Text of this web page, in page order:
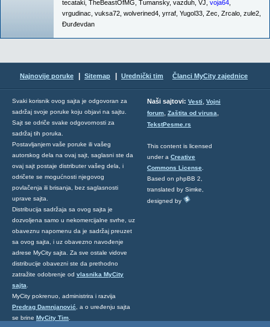
tecataki TheBeastOfMG Tumansky, vazduh VJ voja64
vrgudinac vuksa72 wolverined4 yrraf Yugol33 Zec Zrcalo zule2
Đurđevdan
Najnovije poruke Sitemap Urednički tim Članci MyCity zajednice
Svaki korisnik ovog sajta je odgovoran za
sadržaj svoje poruke koju objavi na sajtu.
Sajt se odriče svake odgovornosti za
sadržaj tih poruka.
Postavljanjem vaše poruke ili vašeg
autorskog dela na ovaj sajt, saglasni ste da
ovaj sajt postaje distributer vašeg dela, i
odričete se mogućnosti njegovog
povlačenja ili brisanja, bez saglasnosti
uprave sajta.
Distribucija sadržaja sa ovog sajta je
dozvoljena samo u nekomercijalne svrhe, uz
obaveznu napomenu da je sadržaj preuzet
sa ovog sajta, i uz obavezno navođenje
adrese MyCity sajta. Za sve ostale vidove
distribucije obavezni ste da prethodno
zatražite odobrenje od vlasnika MyCity
sajta
MyCity pokrenuo, administrira i razvija
Predrag Damnjanović , a o uređenju sajta
se brine MyCity Tim
Naši sajtovi: Vesti, Vojni
forum, Zaštita od virusa,
TekstPesme.rs
This content is licensed
under a Creative
Commons License
Based on phpBB 2,
translated by Simke,
designed by